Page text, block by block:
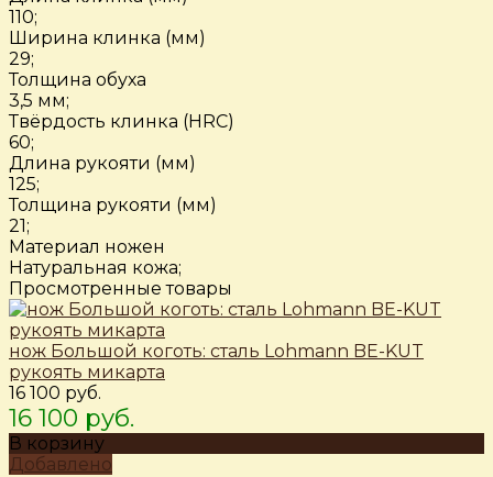
110;
Ширина клинка (мм)
29;
Толщина обуха
3,5 мм;
Твёрдость клинка (HRC)
60;
Длина рукояти (мм)
125;
Толщина рукояти (мм)
21;
Материал ножен
Натуральная кожа;
Просмотренные товары
нож Большой коготь: сталь Lohmann BE-KUT
рукоять микарта
16 100 руб.
16 100 руб.
В корзину
Добавлено